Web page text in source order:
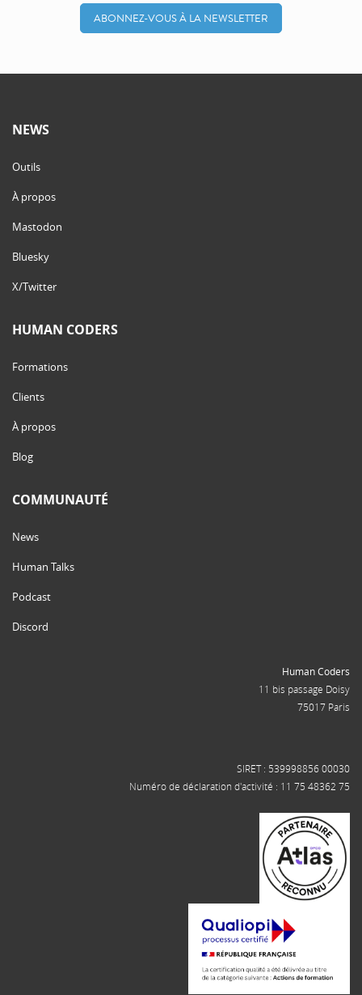
ABONNEZ-VOUS À LA NEWSLETTER
NEWS
Outils
À propos
Mastodon
Bluesky
X/Twitter
HUMAN CODERS
Formations
Clients
À propos
Blog
COMMUNAUTÉ
News
Human Talks
Podcast
Discord
Human Coders
11 bis passage Doisy
75017 Paris
SIRET : 539998856 00030
Numéro de déclaration d'activité : 11 75 48362 75